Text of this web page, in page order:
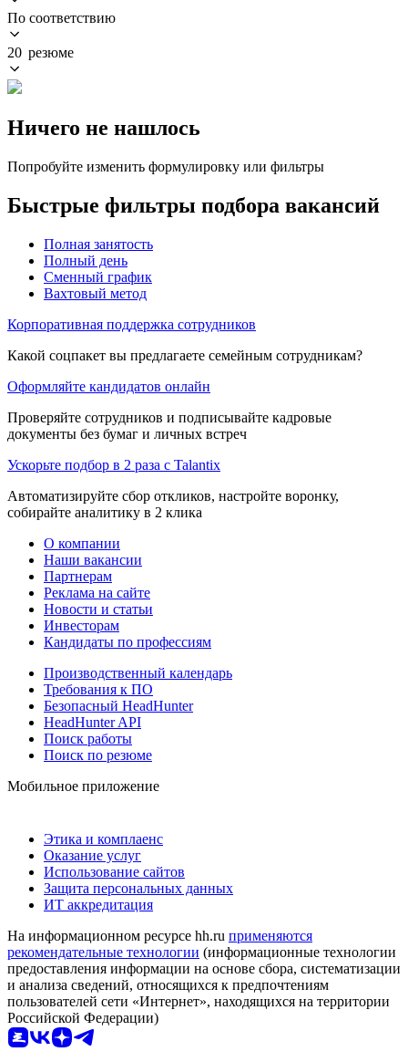
По соответствию
20 резюме
Ничего не нашлось
Попробуйте изменить формулировку или фильтры
Быстрые фильтры подбора вакансий
Полная занятость
Полный день
Сменный график
Вахтовый метод
Корпоративная поддержка сотрудников
Какой соцпакет вы предлагаете семейным сотрудникам?
Оформляйте кандидатов онлайн
Проверяйте сотрудников и подписывайте кадровые
документы без бумаг и личных встреч
Ускорьте подбор в 2 раза с Talantix
Автоматизируйте сбор откликов, настройте воронку,
собирайте аналитику в 2 клика
О компании
Наши вакансии
Партнерам
Реклама на сайте
Новости и статьи
Инвесторам
Кандидаты по профессиям
Производственный календарь
Требования к ПО
Безопасный HeadHunter
HeadHunter API
Поиск работы
Поиск по резюме
Мобильное приложение
Этика и комплаенс
Оказание услуг
Использование сайтов
Защита персональных данных
ИТ аккредитация
На информационном ресурсе hh.ru применяются
рекомендательные технологии (информационные технологии
предоставления информации на основе сбора, систематизации
и анализа сведений, относящихся к предпочтениям
пользователей сети «Интернет», находящихся на территории
Российской Федерации)